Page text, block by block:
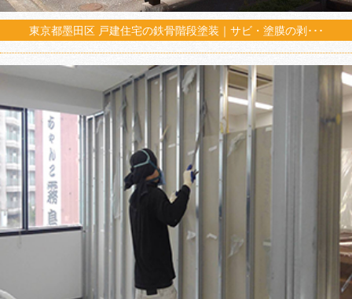
東京都墨田区 戸建住宅の鉄骨階段塗装｜サビ・塗膜の剥･･･